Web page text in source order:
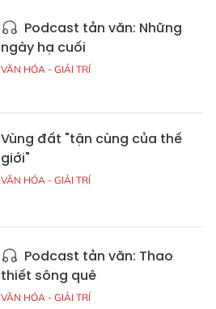
Podcast tản văn: Những
ngày hạ cuối
VĂN HÓA - GIẢI TRÍ
Vùng đất "tận cùng của thế
giới"
VĂN HÓA - GIẢI TRÍ
Podcast tản văn: Thao
thiết sông quê
VĂN HÓA - GIẢI TRÍ